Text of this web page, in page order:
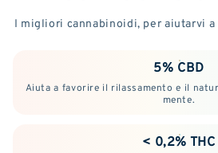
I migliori cannabinoidi, per aiutarvi
5% CBD
Aiuta a favorire il rilassamento e il
mente.
< 0,2% THC